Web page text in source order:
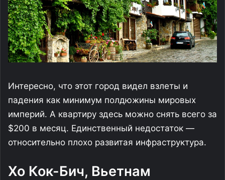
Интересно, что этот город видел взлеты и
падения как минимум полдюжины мировых
империй. А квартиру здесь можно снять всего за
$200 в месяц. Единственный недостаток —
относительно плохо развитая инфраструктура.
Хо Кок-Бич, Вьетнам